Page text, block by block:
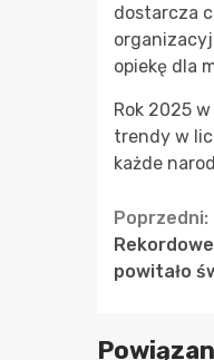
dostarcza
opiekę dla
Rok 2025
trendy w
każde
Poprzedni:
powitało